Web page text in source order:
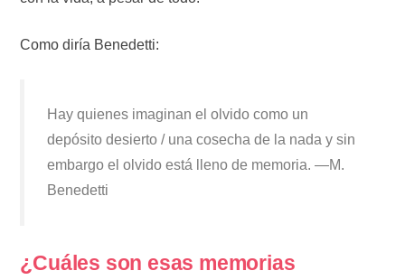
Como diría Benedetti:
Hay quienes imaginan el olvido como un
depósito desierto / una cosecha de la nada y sin
embargo el olvido está lleno de memoria. —M.
Benedetti
¿Cuáles son esas memorias